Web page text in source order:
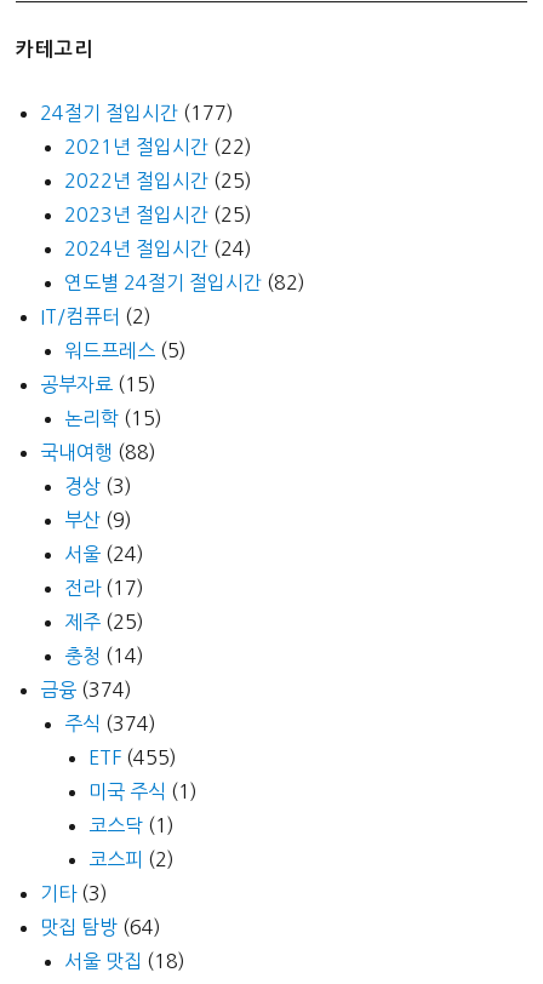
카테고리
24절기 절입시간 (177)
2021년 절입시간 (22)
2022년 절입시간 (25)
2023년 절입시간 (25)
2024년 절입시간 (24)
연도별 24절기 절입시간 (82)
IT/컴퓨터 (2)
워드프레스 (5)
공부자료 (15)
논리학 (15)
국내여행 (88)
경상 (3)
부산 (9)
서울 (24)
전라(17)
제주 (25)
충청 (14)
금융 (374)
주식 (374)
ETF (455)
미국 주식 (1)
코스닥 (1)
코스피 (2)
기타(3)
맛집 탐방 (64)
서울 맛집 (18)